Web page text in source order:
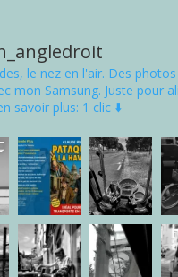
le nez en l'air. Des
mon Samsung. Juste pour
savoir plus: 1 clic ⬇️